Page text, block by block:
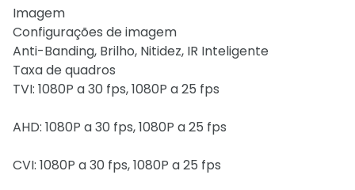
Imagem
Configurações de imagem
Anti-Banding, Brilho, Nitidez, IR Inteligente
Taxa de quadros
TVI: 1080P a 30 fps, 1080P a 25 fps
AHD: 1080P a 30 fps, 1080P a 25 fps
CVI: 1080P a 30 fps, 1080P a 25 fps